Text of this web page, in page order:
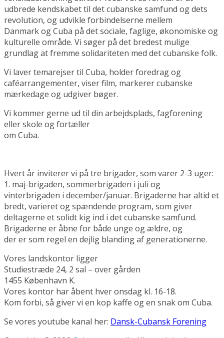
udbrede kendskabet til det cubanske samfund og dets
revolution, og udvikle forbindelserne mellem
Danmark og Cuba på det sociale, faglige, økonomiske og
kulturelle område. Vi søger på det bredest mulige
grundlag at fremme solidariteten med det cubanske folk.
Vi laver temarejser til Cuba, holder foredrag og
caféarrangementer, viser film, markerer cubanske
mærkedage og udgiver bøger.
Vi kommer gerne ud til din arbejdsplads, fagforening
eller skole og fortæller
om Cuba.
Hvert år inviterer vi på tre brigader, som varer 2-3 uger:
1. maj-brigaden, sommerbrigaden i juli og
vinterbrigaden i december/januar. Brigaderne har altid et
bredt, varieret og spændende program, som giver
deltagerne et solidt kig ind i det cubanske samfund.
Brigaderne er åbne for både unge og ældre, og
der er som regel en dejlig blanding af generationerne.
Vores landskontor ligger
Studiestræde 24, 2 sal – over gården
1455 København K.
Vores kontor har åbent hver onsdag kl. 16-18.
Kom forbi, så giver vi en kop kaffe og en snak om Cuba.
Se vores youtube kanal her: Dansk-Cubansk Forening